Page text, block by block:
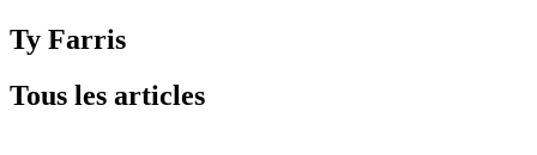
Ty Farris
Tous les articles